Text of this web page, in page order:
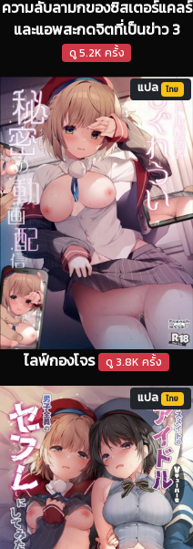
ความลับลามกของซิสเตอร์แคลร์
และแอพสะกดจิตที่เป็นข่าว 3
ดู 5.2K ครั้ง
ไลฟ์กองโจร ดู 3.8K ครั้ง
แปล ไทย
แปล ไทย